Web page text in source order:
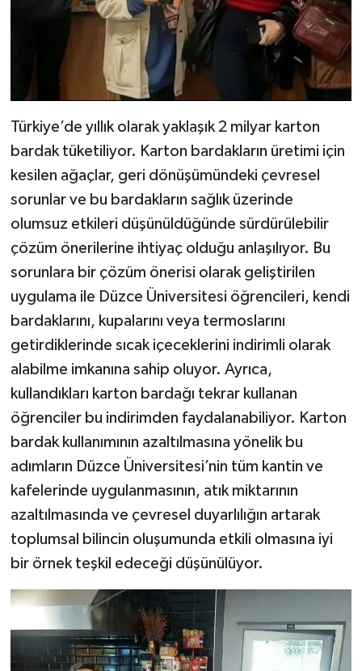
Türkiye’de yıllık olarak yaklaşık 2 milyar karton
bardak tüketiliyor. Karton bardakların üretimi için
kesilen ağaçlar, geri dönüşümündeki çevresel
sorunlar ve bu bardakların sağlık üzerinde
olumsuz etkileri düşünüldüğünde sürdürülebilir
çözüm önerilerine ihtiyaç olduğu anlaşılıyor. Bu
sorunlara bir çözüm önerisi olarak geliştirilen
uygulama ile Düzce Üniversitesi öğrencileri, kendi
bardaklarını, kupalarını veya termoslarını
getirdiklerinde sıcak içeceklerini indirimli olarak
alabilme imkanına sahip oluyor. Ayrıca,
kullandıkları karton bardağı tekrar kullanan
öğrenciler bu indirimden faydalanabiliyor. Karton
bardak kullanımının azaltılmasına yönelik bu
adımların Düzce Üniversitesi’nin tüm kantin ve
kafelerinde uygulanmasının, atık miktarının
azaltılmasında ve çevresel duyarlılığın artarak
toplumsal bilincin oluşumunda etkili olmasına iyi
bir örnek teşkil edeceği düşünülüyor.